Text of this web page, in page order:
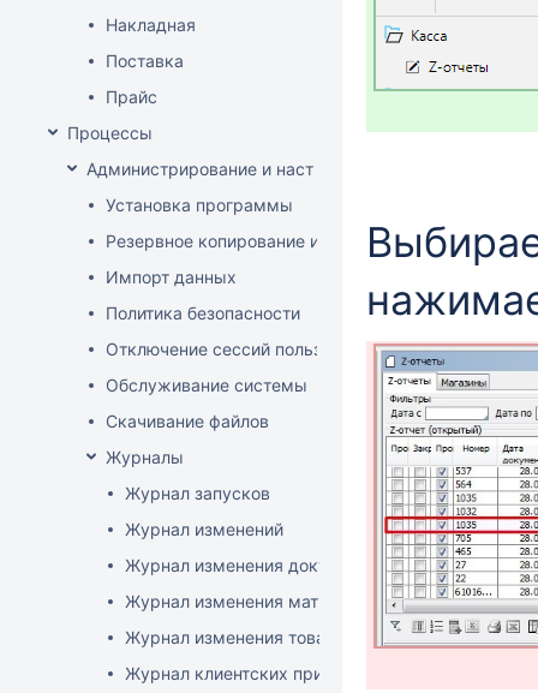
Накладная
Поставка
Прайс
Процессы
Администрирование и настройка
Установка программы
Резервное копирование и восстановление базы
Импорт данных
Политика безопасности
Отключение сессий пользователя
Обслуживание системы
Скачивание файлов
Журналы
Журнал запусков
Журнал изменений
Журнал изменения документов
Журнал изменения матриц
Журнал изменения товаров
Журнал клиентских приложений